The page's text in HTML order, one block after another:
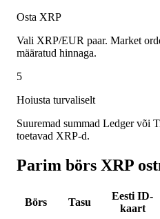
Osta XRP
Vali XRP/EUR paar. Market
määratud hinnaga.
5
Hoiusta turvaliselt
Suuremad summad Ledger või
toetavad XRP-d.
Parim börs XRP
Börs Tasu
Eesti ID-
kaart